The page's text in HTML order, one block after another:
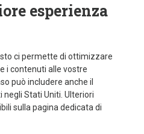
esperienza
ci permette di ottimizzare
i contenuti alle vostre
può includere anche il
Stati Uniti. Ulteriori
sulla pagina dedicata di